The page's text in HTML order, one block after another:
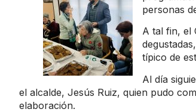
personas
A tal fin, el
típico de
Al día
el alcalde, Jesús Ruiz, quien pudo
elaboración.